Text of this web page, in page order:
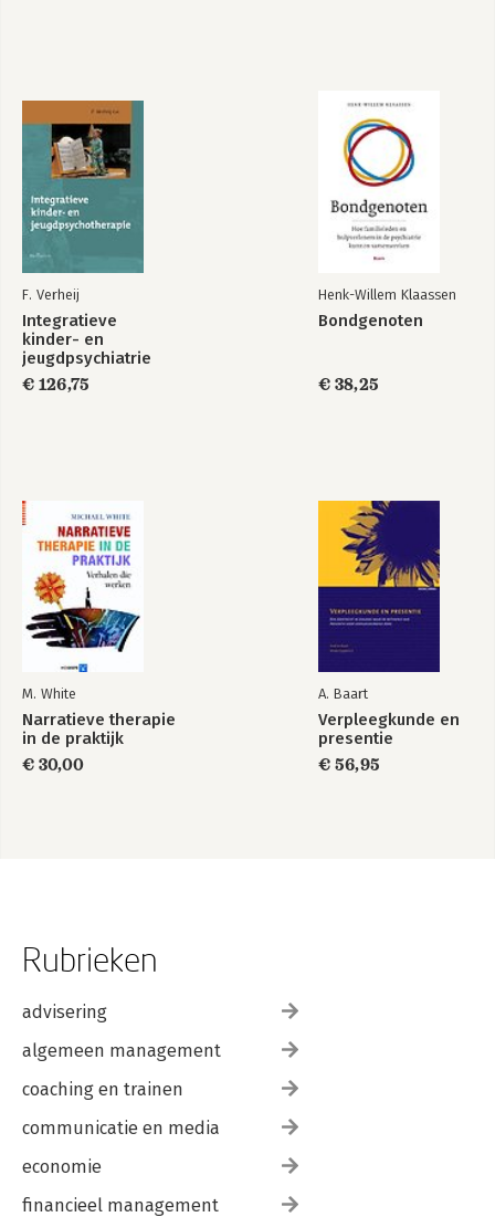
F. Verheij
Integratieve
kinder- en
jeugdpsychiatrie
€ 126,75
Henk-Willem Klaassen
Bondgenoten
€ 38,25
M. White
Narratieve therapie
in de praktijk
€ 30,00
A. Baart
Verpleegkunde en
presentie
€ 56,95
Rubrieken
advisering
algemeen management
coaching en trainen
communicatie en media
economie
financieel management